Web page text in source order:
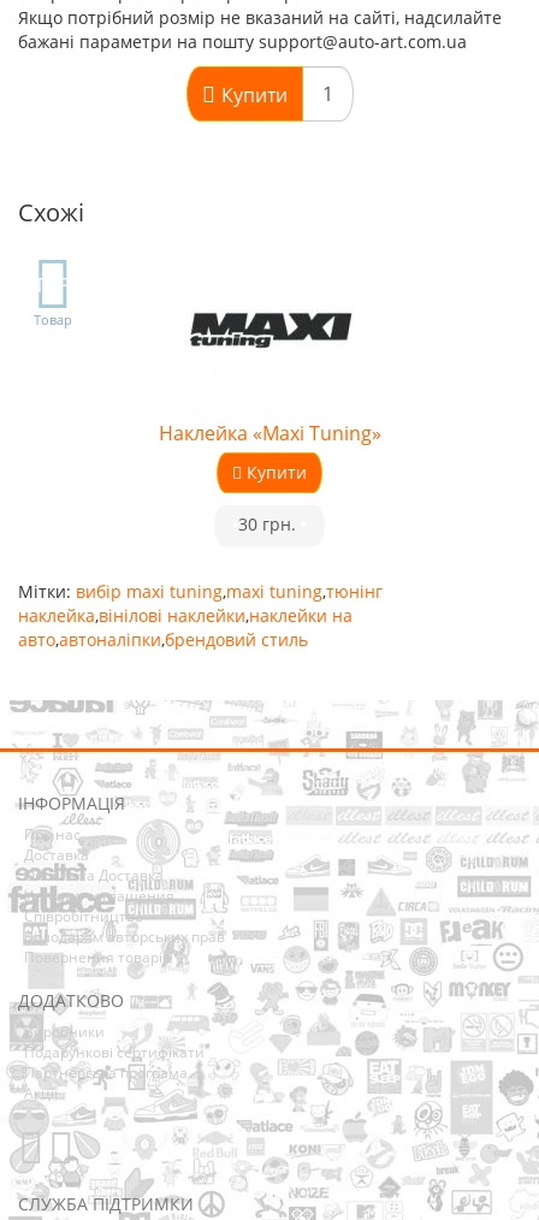
Якщо потрібний розмір не вказаний на сайті, надсилайте
бажані параметри на пошту support@auto-art.com.ua
Купити
Схожі
TOP
Товар
Наклейка «Maxi Tuning»
Купити
30 грн.
Мітки: вибір maxi tuning,maxi tuning,тюнінг
наклейка,вінілові наклейки,наклейки на
авто,автоналіпки,брендовий стиль
ІНФОРМАЦІЯ
Про нас
Доставка
Оплата та Доставка
Условия соглашения
Співробітництво
Володарям авторських прав
Повернення товарів
ДОДАТКОВО
Виробники
Подарункові сертифікати
Партнерська програма
Акції
СЛУЖБА ПІДТРИМКИ